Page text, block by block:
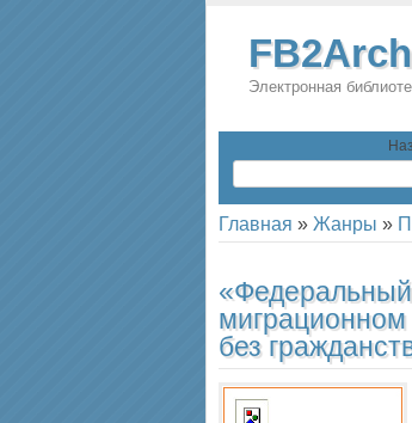
Электронная
Главная » Жанры » П
миграционном
без